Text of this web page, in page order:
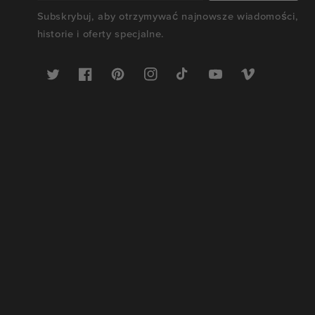
Subskrybuj, aby otrzymywać najnowsze wiadomości,
historie i oferty specjalne.
Twitter FacebookPinterestInstagramTikTok YouTubeVimeo